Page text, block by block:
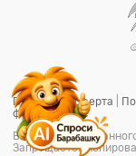
Публичная оферта
файлов cookie
Все материалы
Запрещается